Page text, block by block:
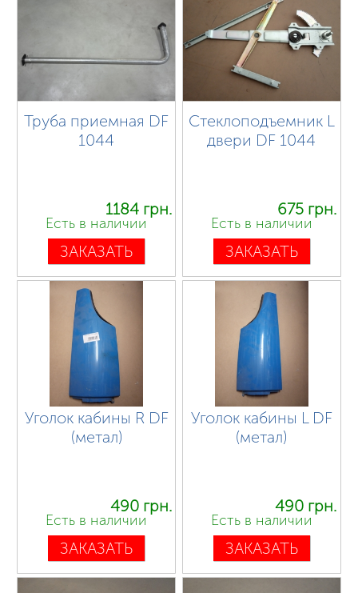
Труба приемная DF
1044
1184 грн.
Есть в наличии
ЗАКАЗАТЬ
Стеклоподъемник L
двери DF 1044
675 грн.
Есть в наличии
ЗАКАЗАТЬ
Уголок кабины R DF
(метал)
490 грн.
Есть в наличии
ЗАКАЗАТЬ
Уголок кабины L DF
(метал)
490 грн.
Есть в наличии
ЗАКАЗАТЬ